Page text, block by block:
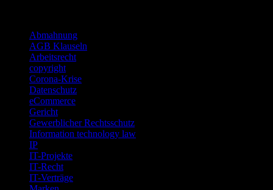
Abmahnung
AGB Klauseln
Arbeitsrecht
copyright
Corona-Krise
Datenschutz
eCommerce
Gericht
Gewerblicher Rechtsschutz
Information technology law
IP
IT-Projekte
IT-Recht
IT-Verträge